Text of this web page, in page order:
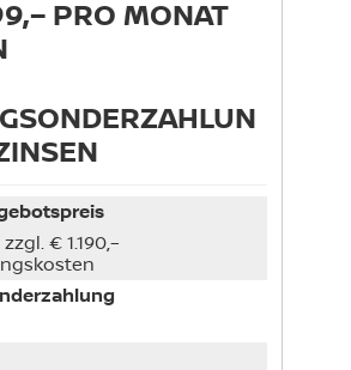
PRO MONAT
€ 1.190,–